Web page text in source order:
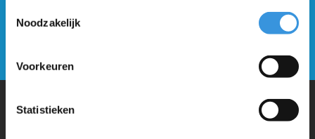
Noodzakelijk
Voorkeuren
Statistieken
nieuwsbrief